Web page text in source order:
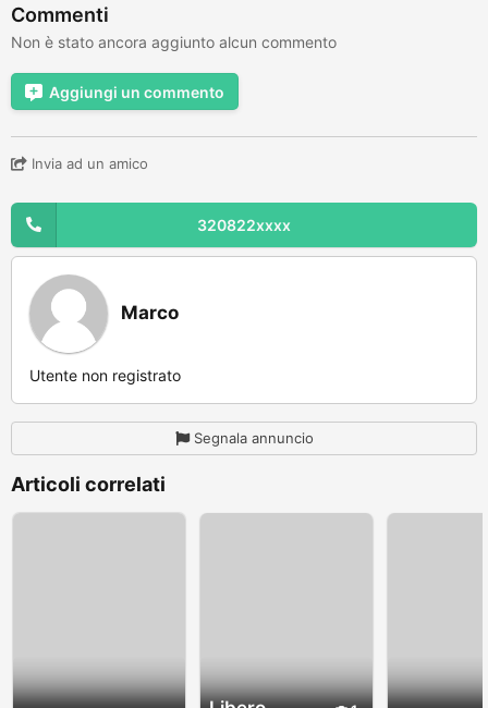
Commenti
Non è stato ancora aggiunto alcun commento
Aggiungi un commento
Invia ad un amico
320822xxxx
Marco
Utente non registrato
Segnala annuncio
Articoli correlati